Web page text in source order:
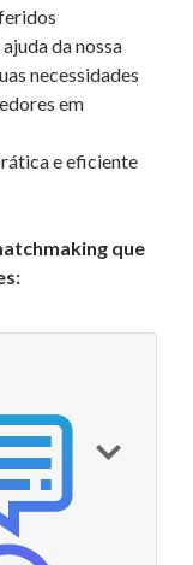
da nossa
necessidades
em
e eficiente
que